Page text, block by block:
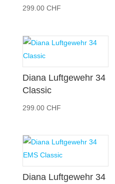
299.00 CHF
Diana Luftgewehr 34
Classic
299.00 CHF
Diana Luftgewehr 34